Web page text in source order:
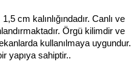
cm kalınlığındadır. Canlı ve
Örgü kilimdir ve
kullanılmaya uygundur.
yapıya sahiptir..